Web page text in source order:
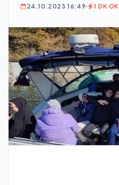
24.10.2023 16:49 1 DK